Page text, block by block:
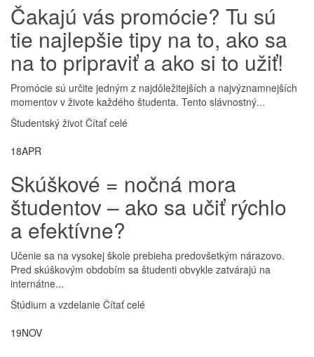
Čakajú vás promócie? Tu sú
tie najlepšie tipy na to, ako sa
na to pripraviť a ako si to užiť!
Promócie sú určite jedným z najdôležitejších a najvýznamnejších
momentov v živote každého študenta. Tento slávnostný...
Študentský život Čítať celé
18APR
Skúškové = nočná mora
študentov – ako sa učiť rýchlo
a efektívne?
Učenie sa na vysokej škole prebieha predovšetkým nárazovo.
Pred skúškovým obdobím sa študenti obvykle zatvárajú na
internátne...
Štúdium a vzdelanie Čítať celé
19NOV